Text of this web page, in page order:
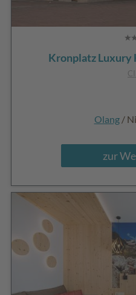
Kronplatz Luxury
Olang/
zur